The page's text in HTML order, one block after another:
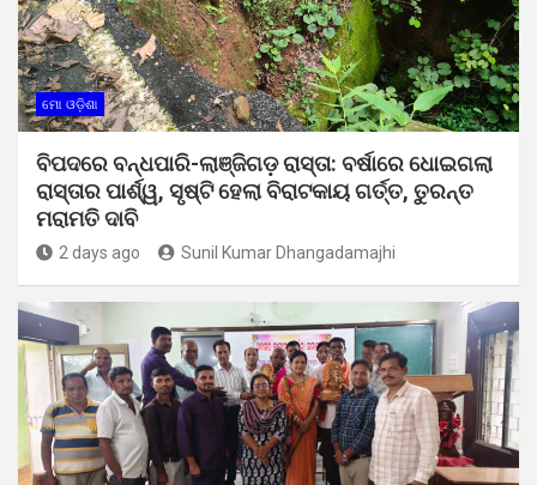
ମୋ ଓଡ଼ିଶା
ବିପଦରେ ବନ୍ଧପାରି-ଲାଞ୍ଜିଗଡ଼ ରାସ୍ତା: ବର୍ଷାରେ ଧୋଇଗଲା
ରାସ୍ତାର ପାର୍ଶ୍ୱ, ସୃଷ୍ଟି ହେଲା ବିରାଟକାୟ ଗର୍ତ୍ତ, ତୁରନ୍ତ
ମରାମତି ଦାବି
2 days ago Sunil Kumar Dhangadamajhi